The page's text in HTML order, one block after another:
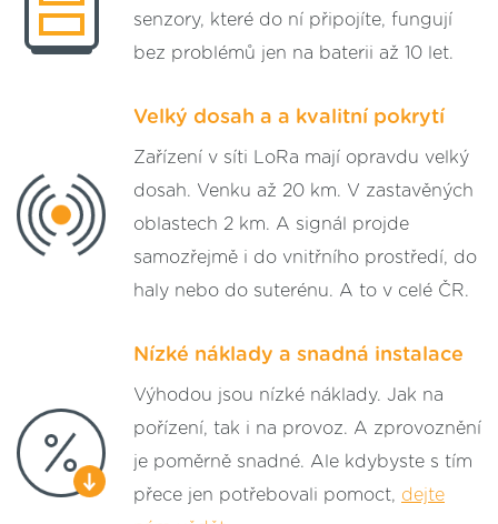
senzory, které do ní připojíte, fungují
bez problémů jen na baterii až 10 let.
Velký dosah a a kvalitní pokrytí
Zařízení v síti LoRa mají opravdu velký
dosah. Venku až 20 km. V zastavěných
oblastech 2 km. A signál projde
samozřejmě i do vnitřního prostředí, do
haly nebo do suterénu. A to v celé ČR.
Nízké náklady a snadná instalace
Výhodou jsou nízké náklady. Jak na
pořízení, tak i na provoz. A zprovoznění
je poměrně snadné. Ale kdybyste s tím
přece jen potřebovali pomoct, dejte